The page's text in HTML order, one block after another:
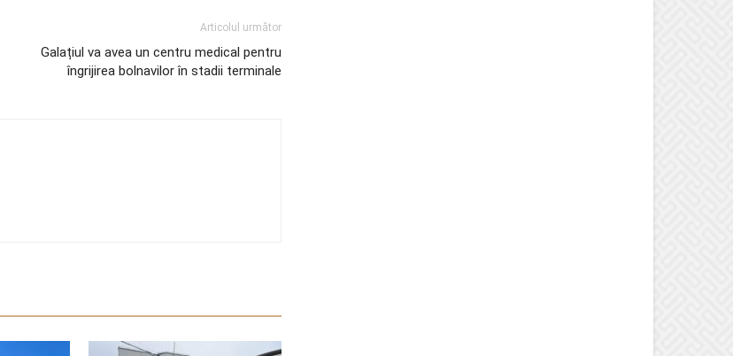
Articolul următor
Galațiul va avea un centru medical pentru
îngrijirea bolnavilor în stadii terminale